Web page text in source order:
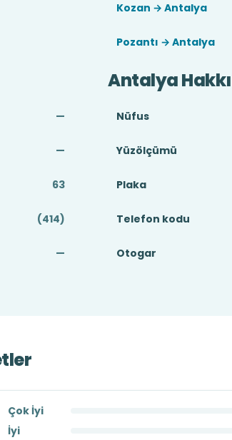
Kozan → Antalya
Pozantı → Antalya
—
—
63
(414)
—
Antalya
Nüfus
Yüzölçümü
Plaka
Telefon kodu
Otogar
Çok İyi
İyi